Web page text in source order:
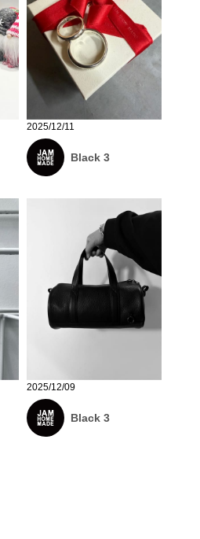
2025/12/11
Black 3
2025/12/09
Black 3